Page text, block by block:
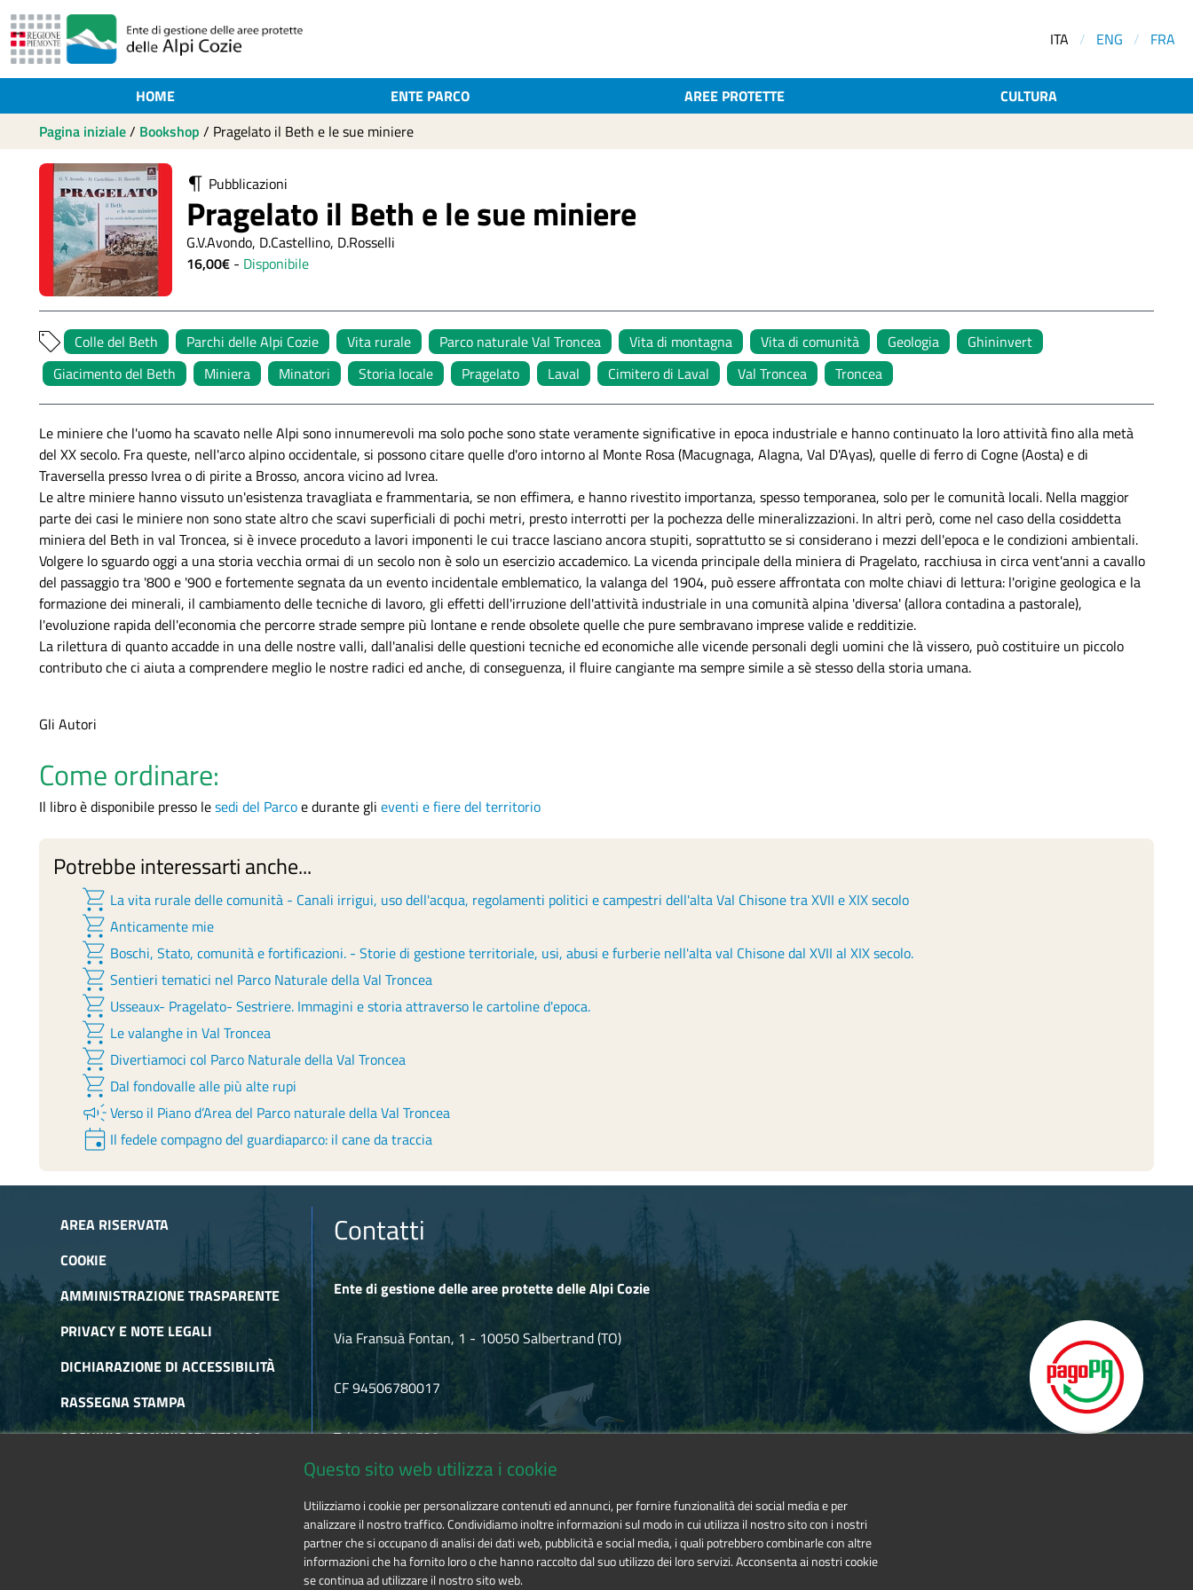
ITA / ENG / FRA
HOME ENTE PARCO AREE PROTETTE
CULTURA
Pagina iniziale/ Bookshop / Pragelato il Beth e le sue miniere
Pubblicazioni
Pragelato il Beth e le sue miniere
G.V.Avondo, D.Castellino, D.Rosselli
16,00€ - Disponibile
Colle del Beth Parchi delle Alpi Cozie Vita rurale Parco naturale Val Troncea Vita di montagna Vita di comunità Geologia
Ghininvert
Giacimento del Beth
Miniera Minatori Storia locale Pragelato Laval Cimitero di Laval Val Troncea Troncea
Le miniere che l'uomo ha scavato nelle Alpi sono innumerevoli ma solo poche sono state veramente significative in epoca industriale e hanno continuato la loro attività fino alla metà
del XX secolo. Fra queste, nell'arco alpino occidentale, si possono citare quelle d'oro intorno al Monte Rosa (Macugnaga, Alagna, Val D'Ayas), quelle di ferro di Cogne (Aosta) e di
Traversella presso Ivrea o di pirite a Brosso, ancora vicino ad Ivrea.
Le altre miniere hanno vissuto un'esistenza travagliata e frammentaria, se non effimera, e hanno rivestito importanza, spesso temporanea, solo per le comunità locali. Nella maggior
parte dei casi le miniere non sono state altro che scavi superficiali di pochi metri, presto interrotti per la pochezza delle mineralizzazioni. In altri però, come nel caso della cosiddetta
miniera del Beth in val Troncea, si è invece proceduto a lavori imponenti le cui tracce lasciano ancora stupiti, soprattutto se si considerano i mezzi dell'epoca e le condizioni ambientali.
Volgere lo sguardo oggi a una storia vecchia ormai di un secolo non è solo un esercizio accademico. La vicenda principale della miniera di Pragelato, racchiusa in circa vent'anni a cavallo
del passaggio tra '800 e '900 e fortemente segnata da un evento incidentale emblematico, la valanga del 1904, può essere affrontata con molte chiavi di lettura: l'origine geologica e la
formazione dei minerali, il cambiamento delle tecniche di lavoro, gli effetti dell'irruzione dell'attività industriale in una comunità alpina 'diversa' (allora contadina a pastorale),
l'evoluzione rapida dell'economia che percorre strade sempre più lontane e rende obsolete quelle che pure sembravano imprese valide e redditizie.
La rilettura di quanto accadde in una delle nostre valli, dall'analisi delle questioni tecniche ed economiche alle vicende personali degli uomini che là vissero, può costituire un piccolo
contributo che ci aiuta a comprendere meglio le nostre radici ed anche, di conseguenza, il fluire cangiante ma sempre simile a sè stesso della storia umana.
Gli Autori
Come ordinare:
Il libro è disponibile presso lesedi del Parcoe durante gli eventi e fiere del territorio
Potrebbe interessarti anche...
shopping_cart La vita rurale delle comunità - Canali irrigui, uso dell'acqua, regolamenti politici e campestri dell'alta Val Chisone tra XVII e XIX secolo
shopping_cart Anticamente mie
shopping_cart Boschi, Stato, comunità e fortificazioni. - Storie di gestione territoriale, usi, abusi e furberie nell'alta val Chisone dal XVII al XIX secolo.
shopping_cart Sentieri tematici nel Parco Naturale della Val Troncea
shopping_cart Usseaux- Pragelato- Sestriere. Immagini e storia attraverso le cartoline d'epoca.
shopping_cart Le valanghe in Val Troncea
shopping_cart Divertiamoci col Parco Naturale della Val Troncea
shopping_cart Dal fondovalle alle più alte rupi
campaignVerso il Piano d’Area del Parco naturale della Val Troncea
event Il fedele compagno del guardiaparco: il cane da traccia
AREA RISERVATA
COOKIE
AMMINISTRAZIONE TRASPARENTE
PRIVACY E NOTE LEGALI
DICHIARAZIONE DI ACCESSIBILITÀ
RASSEGNA STAMPA
ARCHIVIO COMUNICATI STAMPA
Contatti
Ente di gestione delle aree protette delle Alpi Cozie
Via Fransuà Fontan, 1 - 10050 Salbertrand (TO)
CF 94506780017
Tel. 0122.854720
Questo sito web utilizza i cookie
Utilizziamo i cookie per personalizzare contenuti ed annunci, per fornire funzionalità dei social media e per
analizzare il nostro traffico. Condividiamo inoltre informazioni sul modo in cui utilizza il nostro sito con i nostri
partner che si occupano di analisi dei dati web, pubblicità e social media, i quali potrebbero combinarle con altre
informazioni che ha fornito loro o che hanno raccolto dal suo utilizzo dei loro servizi. Acconsenta ai nostri cookie
se continua ad utilizzare il nostro sito web.